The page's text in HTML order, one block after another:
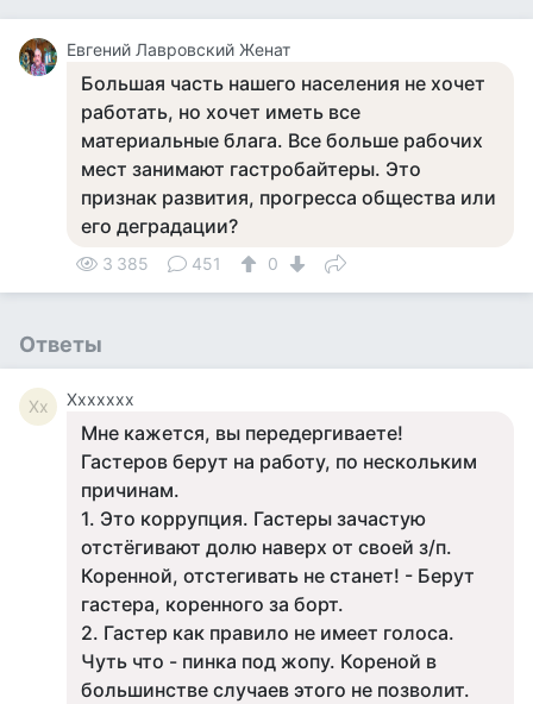
Евгений Лавровский Женат
Большая часть нашего населения не хочет
работать, но хочет иметь все
материальные блага. Все больше рабочих
мест занимают гастробайтеры. Это
признак развития, прогресса общества или
его деградации?
3 385 451 0
Ответы
Хх Ххххххх
Мне кажется, вы передергиваете!
Гастеров берут на работу, по нескольким
причинам.
1. Это коррупция. Гастеры зачастую
отстёгивают долю наверх от своей з/п.
Коренной, отстегивать не станет! - Берут
гастера, коренного за борт.
2. Гастер как правило не имеет голоса.
Чуть что - пинка под жопу. Кореной в
большинстве случаев этого не позволит.